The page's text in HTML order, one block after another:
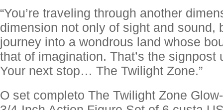
“You’re traveling through another
dimension not only of sight and sound,
journey into a wondrous land whose
that of imagination. That’s the signpost
Your next stop… The Twilight Zone.”
O set completo The Twilight Zone